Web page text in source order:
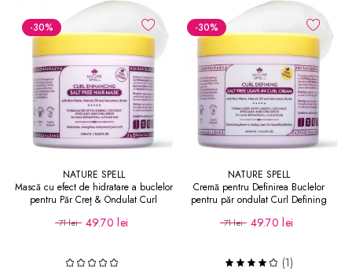
-30%
NATURE SPELL
Mască cu efect de hidratare a buclelor
pentru Păr Creț & Ondulat Curl
71 lei 49.70 lei
-30%
NATURE SPELL
Cremă pentru Definirea Buclelor
pentru păr ondulat Curl Defining
71 lei 49.70 lei
(1)